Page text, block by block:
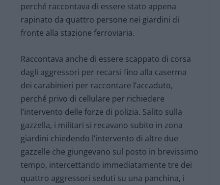
perché raccontava di essere stato appena
rapinato da quattro persone nei giardini di
fronte alla stazione ferroviaria.
Raccontava anche di essere scappato di corsa
dagli aggressori per recarsi fino alla caserma
dei carabinieri per raccontare l’accaduto,
perché privo di cellulare per richiedere
l’intervento delle forze di polizia. Salito sulla
gazzella, i militari si recavano subito in zona
giardini chiedendo l’intervento di altre due
gazzelle che giungevano sul posto in brevissimo
tempo, intercettando immediatamente tre dei
quattro aggressori seduti su una panchina, i